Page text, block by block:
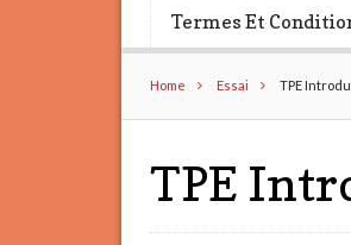
Termes Et
Home Essai TPE
TPE